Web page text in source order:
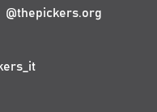
@thepickers.org